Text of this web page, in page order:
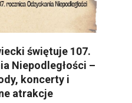
świętuje 107.
Niepodległości –
koncerty i
atrakcje